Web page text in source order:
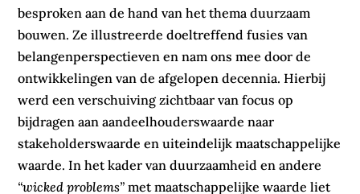
besproken aan de hand van het thema duurzaam
bouwen. Ze illustreerde doeltreffend fusies van
belangenperspectieven en nam ons mee door de
ontwikkelingen van de afgelopen decennia. Hierbij
werd een verschuiving zichtbaar van focus op
bijdragen aan aandeelhouderswaarde naar
stakeholderswaarde en uiteindelijk maatschappelijke
waarde. In het kader van duurzaamheid en andere
“wicked problems” met maatschappelijke waarde liet